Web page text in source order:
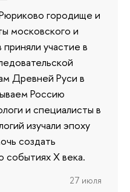
городище и
московского и
участие в
Древней Руси в
Россию
и специалисты в
изучали эпоху
создать
событиях X века.
27 июля